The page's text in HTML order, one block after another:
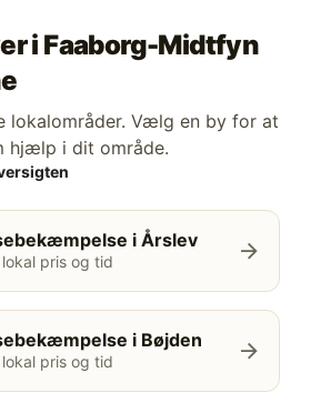
i Faaborg-Midtfyn
lokalområder. Vælg en by for at
hjælp i dit område.
i Årslev
pris og tid arrow_forward
i Bøjden
pris og tid arrow_forward